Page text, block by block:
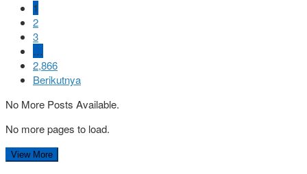
1
2
3
…
2,866
Berikutnya
No More Posts Available.
No more pages to load.
View More